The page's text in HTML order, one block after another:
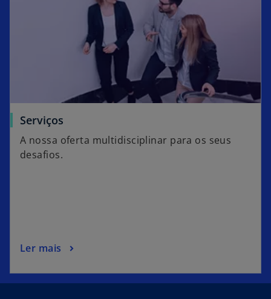
Serviços
A nossa oferta multidisciplinar para os seus
desafios.
Ler mais